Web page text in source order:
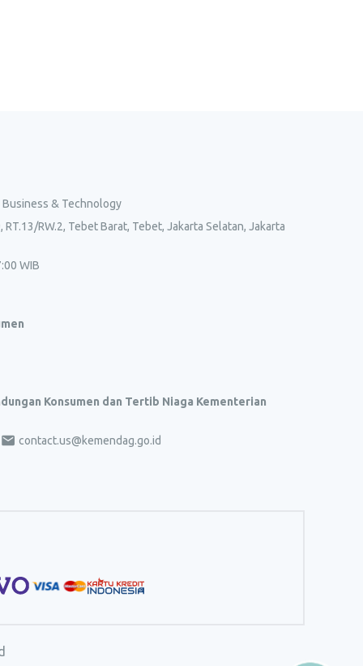
& Technology
RT.13/RW.2, Tebet Barat, Tebet, Jakarta Selatan, Jakarta
WIB
Konsumen dan Tertib Niaga Kementerian
contact.us@kemendag.go.id